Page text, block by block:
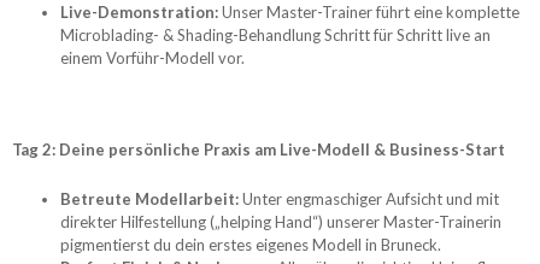
Live-Demonstration:Unser Master-Trainer führt eine komplette
Microblading- & Shading-Behandlung Schritt für Schritt live an
einem Vorführ-Modell vor.
Tag 2: Deine persönliche Praxis am Live-Modell & Business-Start
Betreute Modellarbeit:Unter engmaschiger Aufsicht und mit
direkter Hilfestellung („helping Hand“) unserer Master-Trainerin
pigmentierst du dein erstes eigenes Modell in Bruneck.